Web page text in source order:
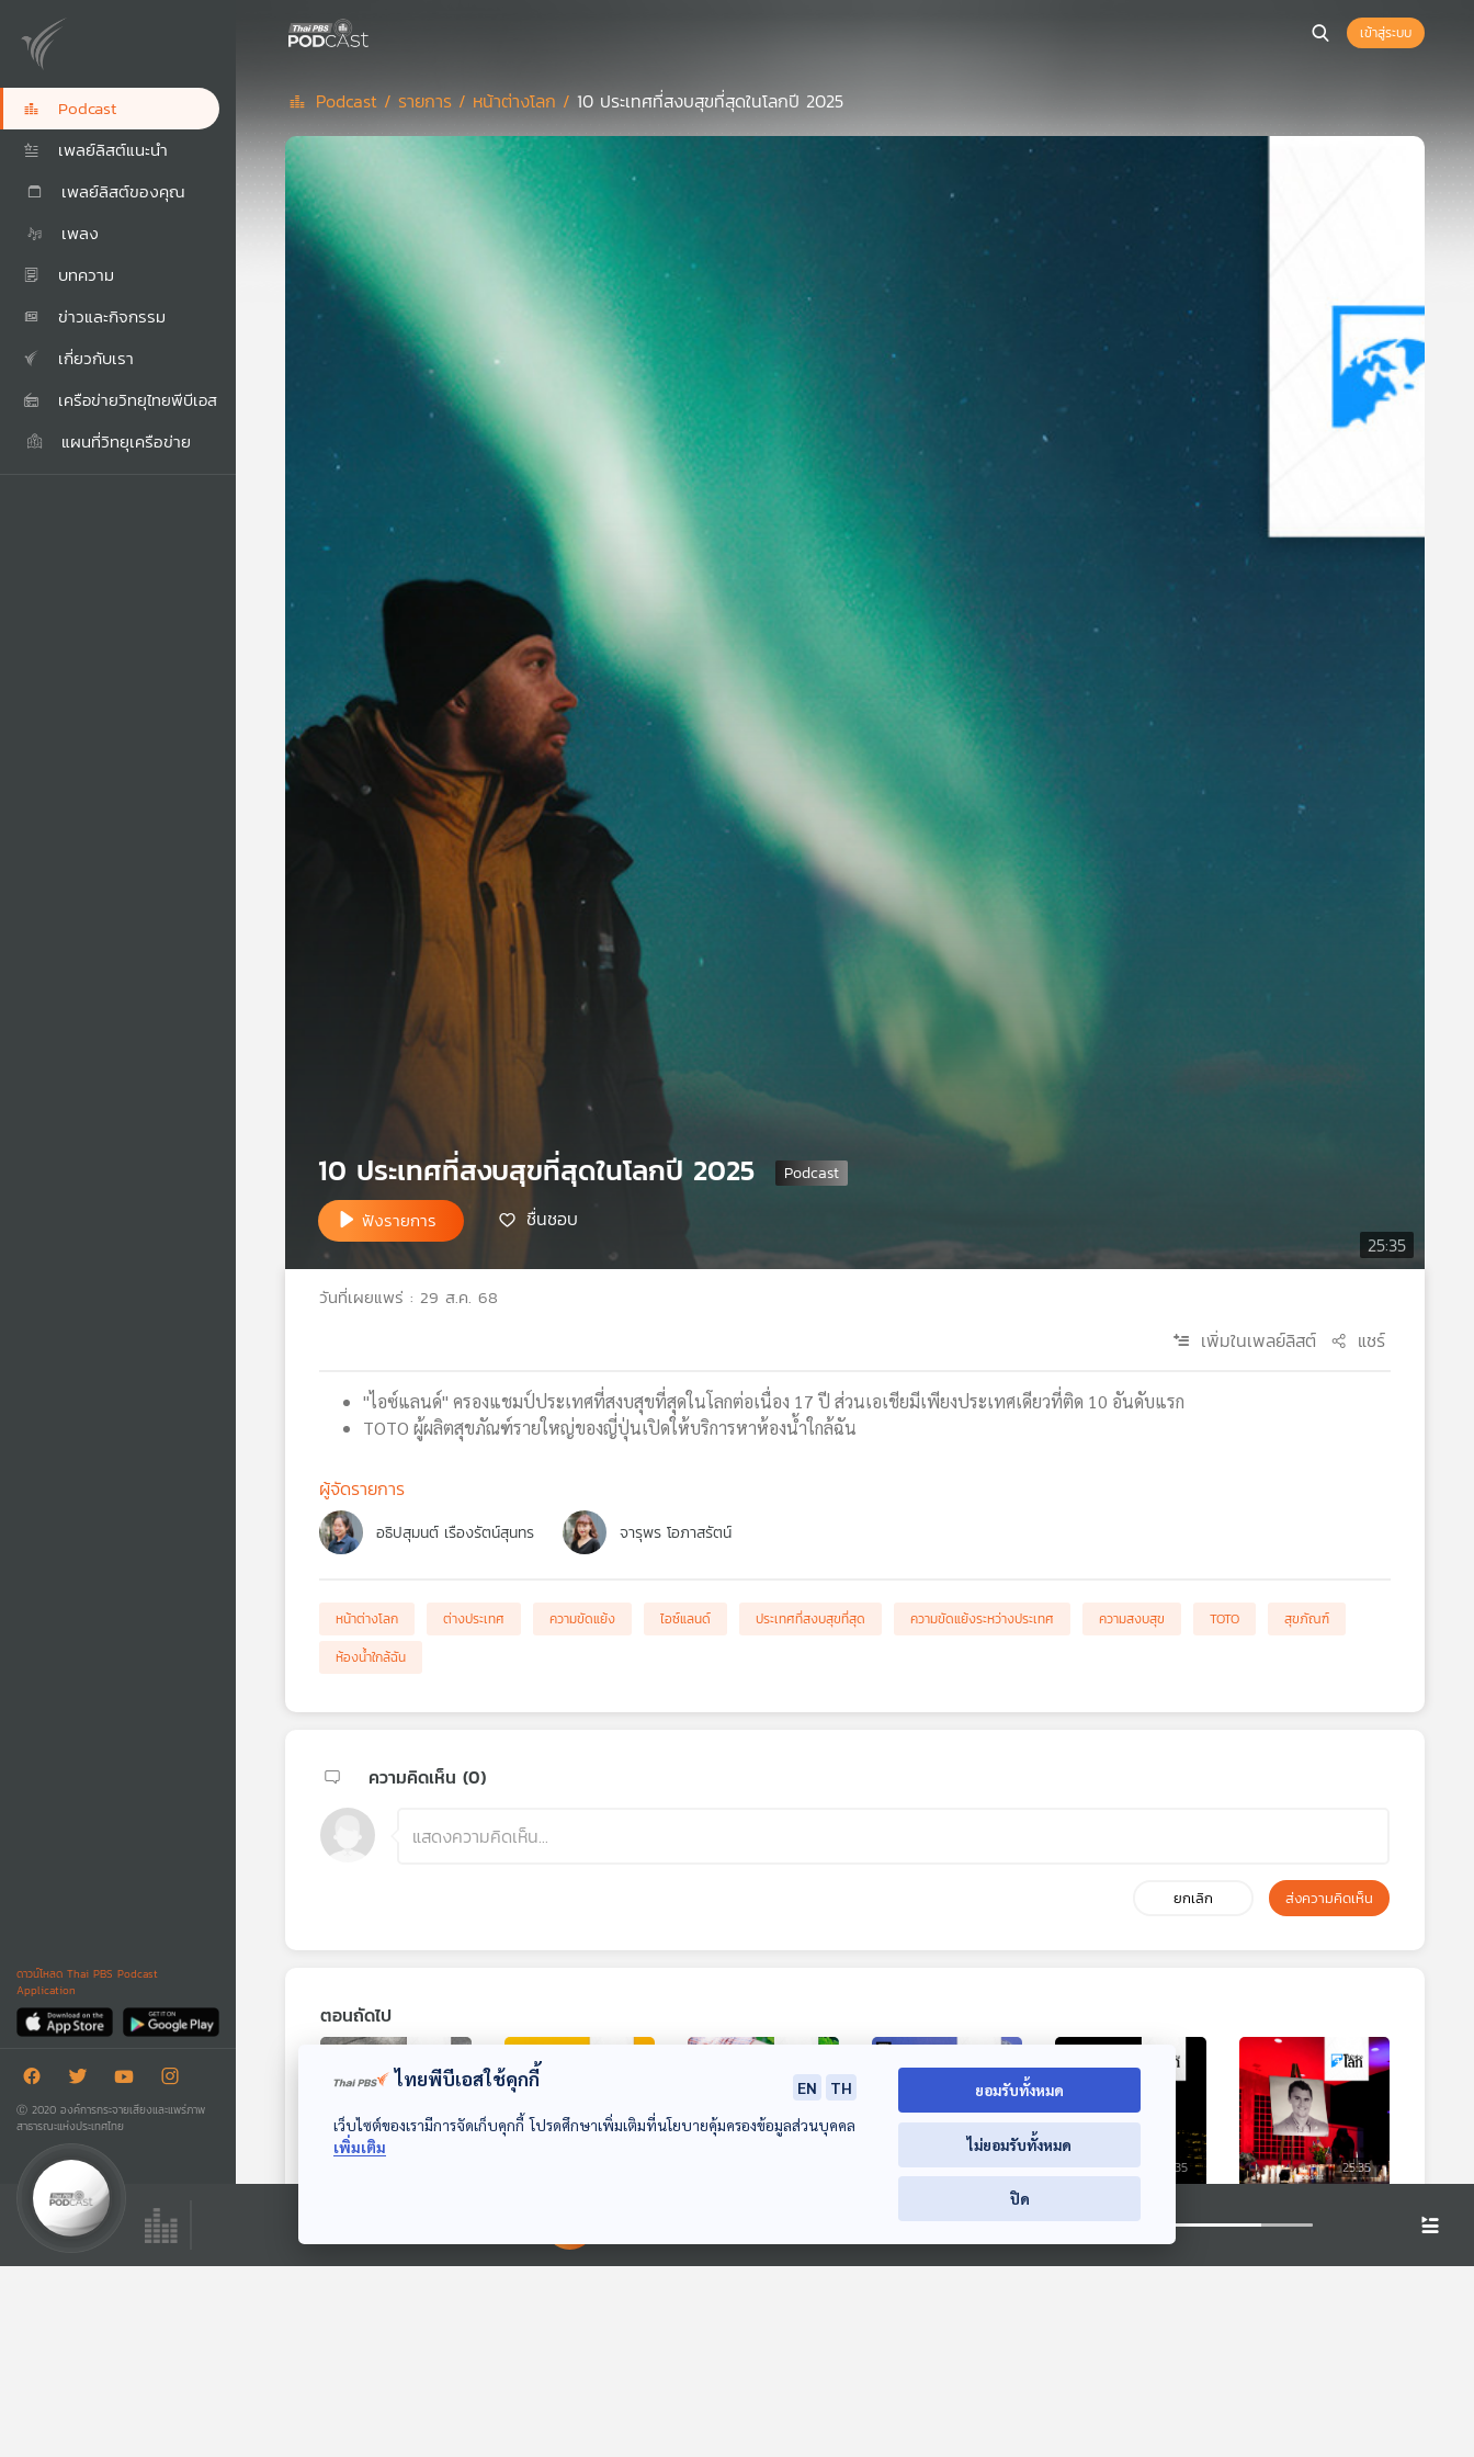
Podcast
เพลย์ลิสต์แนะนำ
เพลย์ลิสต์ของคุณ
เพลง
บทความ
ข่าวและกิจกรรม
เกี่ยวกับเรา
เครือข่ายวิทยุไทยพีบีเอส
แผนที่วิทยุเครือข่าย
ดาวน์โหลด Thai PBS Podcast
Application
Ⓒ 2020 องค์การกระจายเสียงและแพร่ภาพ
สาธารณะแห่งประเทศไทย
เข้าสู่ระบบ
Podcast / รายการ / หน้าต่างโลก / 10 ประเทศที่สงบสุขที่สุดในโลกปี 2025
25:35
10 ประเทศที่สงบสุขที่สุดในโลกปี 2025
ฟังรายการ ชื่นชอบ
วันที่เผยแพร่ : 29 ส.ค. 68
เพิ่มในเพลย์ลิสต์ แชร์
"ไอซ์แลนด์" ครองแชมป์ประเทศที่สงบสุขที่สุดในโลกต่อเนื่อง 17 ปี ส่วนเอเชียมีเพียงประเทศเดียวที่ติด 10 อันดับแรก
TOTO ผู้ผลิตสุขภัณฑ์รายใหญ่ของญี่ปุ่นเปิดให้บริการหาห้องน้ำใกล้ฉัน
ผู้จัดรายการ
อธิปสุมนต์ เรืองรัตน์สุนทร จารุพร โอภาสรัตน์
หน้าต่างโลก ต่างประเทศ ความขัดแย้ง ไอซ์แลนด์ ประเทศที่สงบสุขที่สุด ความขัดแย้งระหว่างประเทศ ความสงบสุข TOTO
สุขภัณฑ์
ห้องน้ำใกล้ฉัน
ความคิดเห็น (0)
ยกเลิก ส่งความคิดเห็น
ตอนถัดไป
ปัญหาก้นบุหรี่หนักสุด
หน้าต่างโลก
"หนอนแมลงวันกิน
เนื้อคน" รายแรก
หน้าต่างโลก
แรงงานเบอร์รี่ป่าที่
ฟินแลนด์
หน้าต่างโลก
25:35
อมตะได้จริงหรือไม่?
หลังสี-ปูตินถกยืด
หน้าต่างโลก
25:35
สหรัฐฯ ลดลงสู่ระดับ
ก่อนเกิดโควิด
หน้าต่างโลก
25:35
การใช้ความรุนแรง
หน้าต่างโลก
00:00:00
ไทยพีบีเอสใช้คุกกี้ EN
TH
เว็บไซต์ของเรามีการจัดเก็บคุกกี้ โปรดศึกษาเพิ่มเติมที่นโยบายคุ้มครองข้อมูลส่วนบุคคล
เพิ่มเติม
ยอมรับทั้งหมด
ไม่ยอมรับทั้งหมด
ปิด